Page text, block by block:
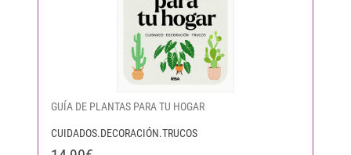
GUÍA DE PLANTAS PARA TU HOGAR
CUIDADOS.DECORACIÓN.TRUCOS